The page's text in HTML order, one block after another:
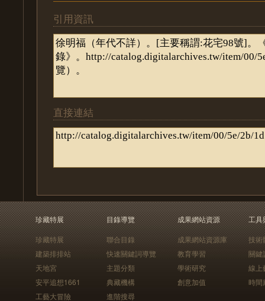
引用資訊
直接連結
珍藏特展
珍藏特展
建築排排站
天地宮
安平追想1661
工藝大冒險
目錄導覽
聯合目錄
快速關鍵詞導覽
主題分類
典藏機構
進階搜尋
成果網站資源
成果網站資源庫
教育學習
學術研究
創意加值
工具
技術
關鍵
線上
時間